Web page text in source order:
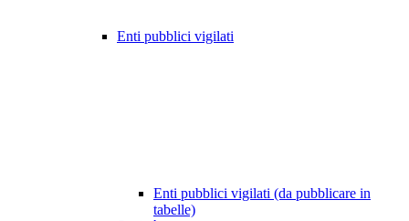
Enti pubblici vigilati
Enti pubblici vigilati (da pubblicare in
tabelle)